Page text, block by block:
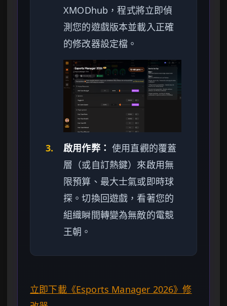
XMODhub，程式將立即偵
測您的遊戲版本並載入正確
的修改器設定檔。
3. 啟用作弊： 使用直觀的覆蓋
層（或自訂熱鍵）來啟用無
限預算、最大士氣或即時球
探。切換回遊戲，看著您的
組織瞬間轉變為無敵的電競
王朝。
立即下載《Esports Manager 2026》修